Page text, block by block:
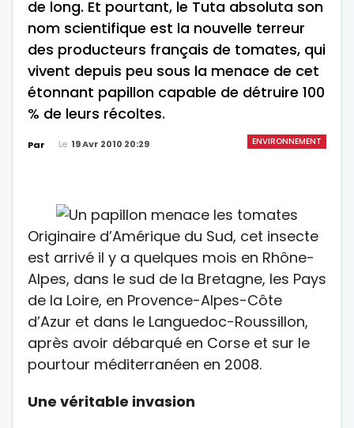
de long. Et pourtant, le Tuta absoluta son
nom scientifique est la nouvelle terreur
des producteurs français de tomates, qui
vivent depuis peu sous la menace de cet
étonnant papillon capable de détruire 100
% de leurs récoltes.
ENVIRONNEMENT
Par Le 19 Avr 2010 20:29
Originaire d’Amérique du Sud, cet insecte
est arrivé il y a quelques mois en Rhône-
Alpes, dans le sud de la Bretagne, les Pays
de la Loire, en Provence-Alpes-Côte
d’Azur et dans le Languedoc-Roussillon,
après avoir débarqué en Corse et sur le
pourtour méditerranéen en 2008.
Une véritable invasion